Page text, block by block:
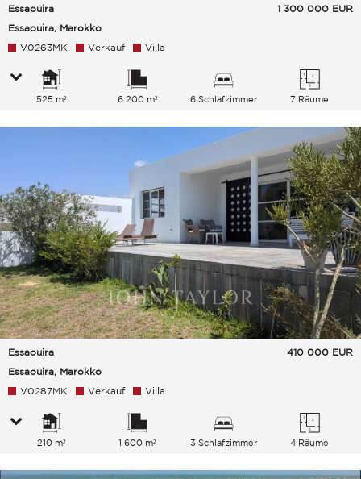
Essaouira
Essaouira, Marokko
1 300 000 EUR
V0263MK Verkauf Villa
525 m² 6 200 m² 6 Schlafzimmer 7 Räume
Essaouira
Essaouira, Marokko
410 000 EUR
V0287MK Verkauf Villa
210 m² 1 600 m² 3 Schlafzimmer 4 Räume